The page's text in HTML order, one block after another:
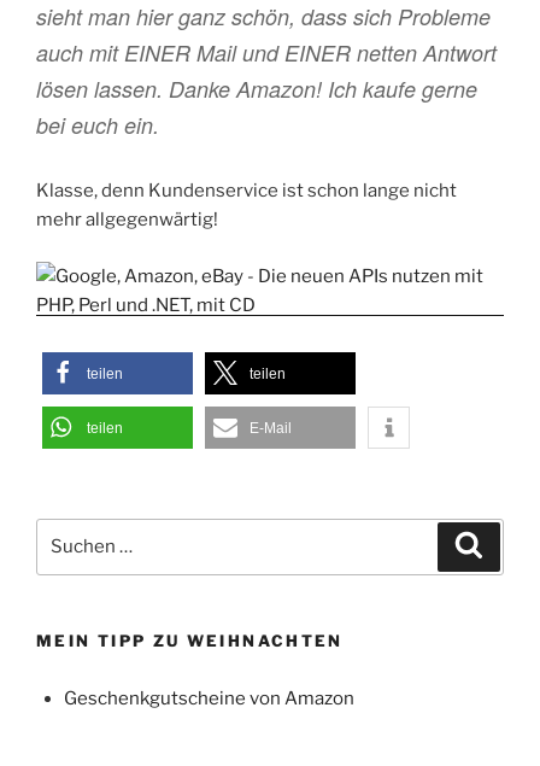
sieht man hier ganz schön, dass sich Probleme
auch mit EINER Mail und EINER netten Antwort
lösen lassen. Danke Amazon! Ich kaufe gerne
bei euch ein.
Klasse, denn Kundenservice ist schon lange nicht
mehr allgegenwärtig!
teilen teilen
teilen E-Mail
nach:
MEIN TIPP ZU WEIHNACHTEN
Geschenkgutscheine von Amazon